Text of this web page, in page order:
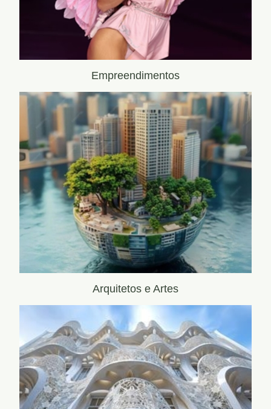
Empreendimentos
Arquitetos e Artes